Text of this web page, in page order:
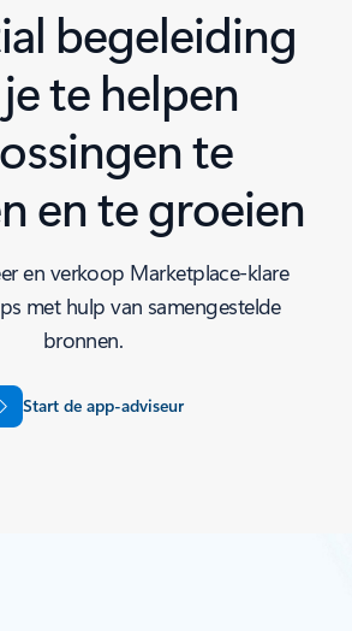
begeleiding
te helpen
te
en te groeien
en verkoop Marketplace-klare
met hulp van samengestelde
bronnen.
Start de app-adviseur